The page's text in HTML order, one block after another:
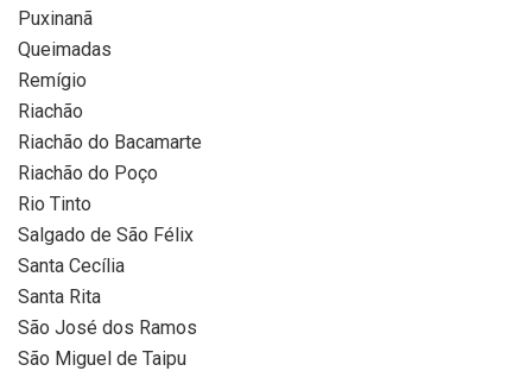
Puxinanã
Queimadas
Remígio
Riachão
Riachão do Bacamarte
Riachão do Poço
Rio Tinto
Salgado de São Félix
Santa Cecília
Santa Rita
São José dos Ramos
São Miguel de Taipu